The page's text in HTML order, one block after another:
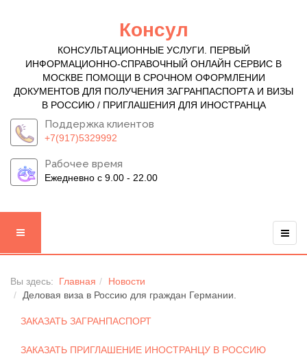
Консул
КОНСУЛЬТАЦИОННЫЕ УСЛУГИ. ПЕРВЫЙ
ИНФОРМАЦИОННО-СПРАВОЧНЫЙ ОНЛАЙН СЕРВИС В
МОСКВЕ ПОМОЩИ В СРОЧНОМ ОФОРМЛЕНИИ
ДОКУМЕНТОВ ДЛЯ ПОЛУЧЕНИЯ ЗАГРАНПАСПОРТА И ВИЗЫ
В РОССИЮ / ПРИГЛАШЕНИЯ ДЛЯ ИНОСТРАНЦА
Поддержка клиентов
+7(917)5329992
Рабочее время
Ежедневно с 9.00 - 22.00
Вы здесь: Главная
Новости
Деловая виза в Россию для граждан Германии.
ЗАКАЗАТЬ ЗАГРАНПАСПОРТ
ЗАКАЗАТЬ ПРИГЛАШЕНИЕ ИНОСТРАНЦУ В РОССИЮ